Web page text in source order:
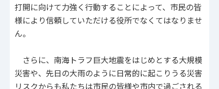
打開に向けて力強く行動することによって、市民の皆
様により信頼していただける役所でなくてはなりませ
ん。
さらに、南海トラフ巨大地震をはじめとする大規模
災害や、先日の大雨のように日常的に起こりうる災害
リスクからも私たちは市民の皆様や市内で過ごされる